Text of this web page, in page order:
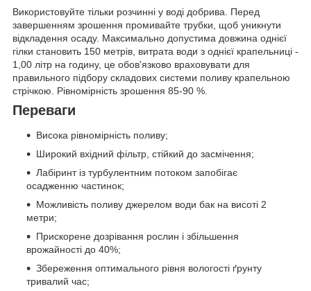
Використовуйте тільки розчинні у воді добрива. Перед
завершенням зрошення промивайте трубки, щоб уникнути
відкладення осаду. Максимально допустима довжина однієї
гілки становить 150 метрів, витрата води з однієї крапельниці -
1,00 літр на годину, це обов'язково враховувати для
правильного підбору складових системи поливу крапельною
стрічкою. Рівномірність зрошення 85-90 %.
Переваги
Висока рівномірність поливу;
Широкий вхідний фільтр, стійкий до засмічення;
Лабіринт із турбулентним потоком запобігає
осадженню частинок;
Можливість поливу джерелом води бак на висоті 2
метри;
Прискорене дозрівання рослин і збільшення
врожайності до 40%;
Збереження оптимального рівня вологості ґрунту
тривалий час;